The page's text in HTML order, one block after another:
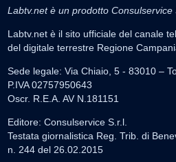
Labtv.net è un prodotto Consulservice
Labtv.net è il sito ufficiale del canale
del digitale terrestre Regione
Sede legale: Via Chiaio, 5 - 83010 –
P.IVA 02757950643
Oscr. R.E.A. AV N.181151
Editore: Consulservice S.r.l.
Testata giornalistica Reg. Trib. di
n. 244 del 26.02.2015